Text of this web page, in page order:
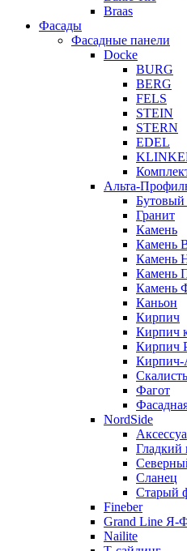
Braas
Фасады
Фасадные панели
Docke
BURG
BERG
FELS
STEIN
STERN
EDEL
Альта-
Гранит
Камень
Камень
Камень
Камень
Камень
Каньон
Кирпич
Кирпич
Кирпич
Кирпич-
Фагот
NordSide
Гладкий
Сланец
Старый
Fineber
Grand Line Я-
Nailite